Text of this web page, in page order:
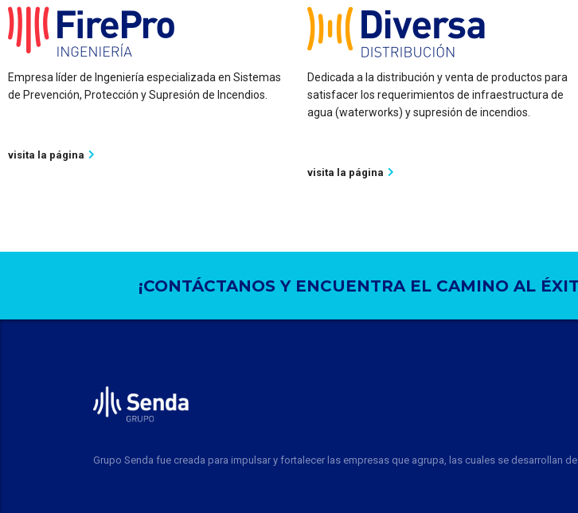
Empresa líder de Ingeniería especializada en Sistemas
de Prevención, Protección y Supresión de Incendios.
visita la página
Dedicada a la distribución y venta de productos para
satisfacer los requerimientos de infraestructura de
agua (waterworks) y supresión de incendios.
visita la página
¡CONTÁCTANOS Y ENCUENTRA EL CAMINO AL
Grupo Senda fue creada para impulsar y fortalecer las empresas que agrupa, las cuales se desarrollan